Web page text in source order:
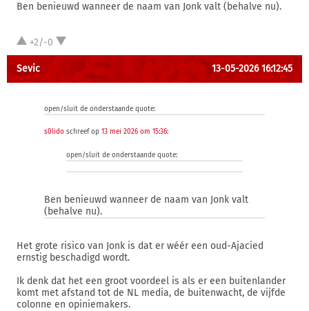
Ben benieuwd wanneer de naam van Jonk valt (behalve nu).
+2/-0
Sevic 13-05-2026 16:12:45
open/sluit de onderstaande quote:
s0lido schreef op 13 mei 2026 om 15:36:
open/sluit de onderstaande quote:
Ben benieuwd wanneer de naam van Jonk valt
(behalve nu).
Het grote risico van Jonk is dat er wéér een oud-Ajacied
ernstig beschadigd wordt.
Ik denk dat het een groot voordeel is als er een buitenlander
komt met afstand tot de NL media, de buitenwacht, de vijfde
colonne en opiniemakers.